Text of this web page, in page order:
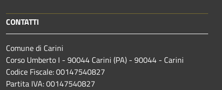
CONTATTI
Comune di Carini
Corso Umberto I - 90044 Carini (PA) - 90044 - Carini
Codice Fiscale: 00147540827
Partita IVA: 00147540827